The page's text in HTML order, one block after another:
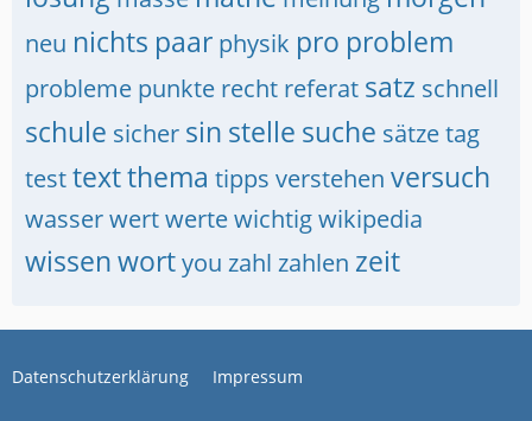
neu nichts paar physik pro problem
probleme punkte recht referat satz schnell
schule sicher sin stelle suche sätzetag
testtextthema tipps verstehen versuch
wasserwertwertewichtigwikipedia
wissenwortyou zahl zahlen zeit
Datenschutzerklärung Impressum